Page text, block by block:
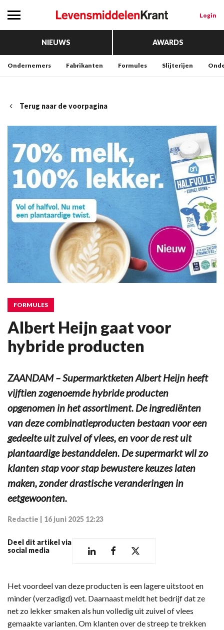
Login
NIEUWS AWARDS
Ondernemers Fabrikanten Formules Slijterijen
Terug naar de voorpagina
FORMULES
Albert Heijn gaat voor
hybride producten
ZAANDAM – Supermarktketen Albert Heijn heeft
vijftien zogenoemde hybride producten
opgenomen in het assortiment. De ingrediënten
van deze combinatieproducten bestaan voor een
gedeelte uit zuivel of vlees, en voor de rest uit
plantaardige bestanddelen. De supermarkt wil zo
klanten stap voor stap bewustere keuzes laten
maken, zonder drastische veranderingen in
eetgewoonten.
Redactie 16 juni 2025 12:23
Deel dit artikel via
social media
Het voordeel van deze producten is een lagere uitstoot en
minder (verzadigd) vet. Daarnaast meldt het bedrijf dat ze
net zo lekker smaken als hun volledig uit zuivel of vlees
gemaakte varianten. Om klanten over de streep te trekken